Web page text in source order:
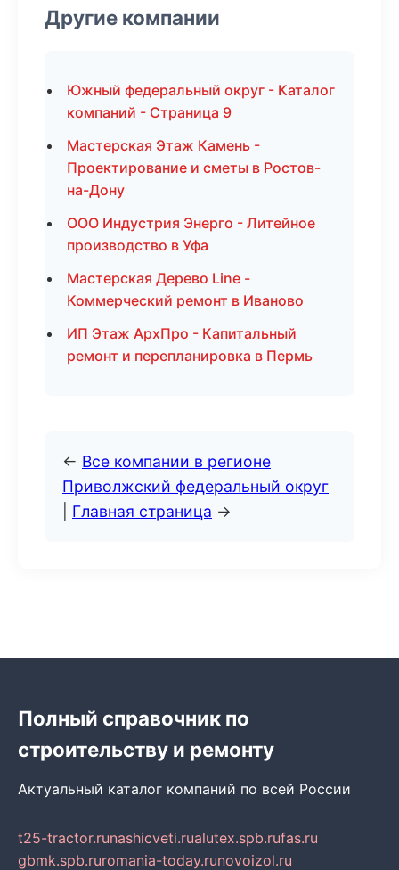
Другие компании
Южный федеральный округ - Каталог
компаний - Страница 9
Мастерская Этаж Камень -
Проектирование и сметы в Ростов-
на-Дону
ООО Индустрия Энерго - Литейное
производство в Уфа
Мастерская Дерево Line -
Коммерческий ремонт в Иваново
ИП Этаж АрхПро - Капитальный
ремонт и перепланировка в Пермь
← Все компании в регионе
Приволжский федеральный округ
Главная страница →
Полный справочник по
строительству и ремонту
Актуальный каталог компаний по всей России
t25-tractor.runashicveti.rualutex.spb.rufas.ru
gbmk.spb.ruromania-today.runovoizol.ru